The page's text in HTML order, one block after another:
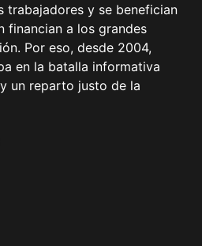
trabajadores y se benefician
financian a los grandes
Por eso, desde 2004,
en la batalla informativa
un reparto justo de la